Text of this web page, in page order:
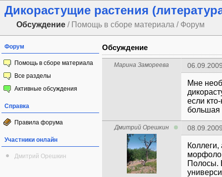
Дикорастущие растения
Обсуждение / Помощь в сборе материала / Форум
Форум
Помощь в сборе материала
Все разделы
Активные обсуждения
Справка
Правила форума
Участники онлайн
Дмитрий Орешкин
Обсуждение
Марина Замореева
Мне
если
большая
Дмитрий Орешкин
Полосы.